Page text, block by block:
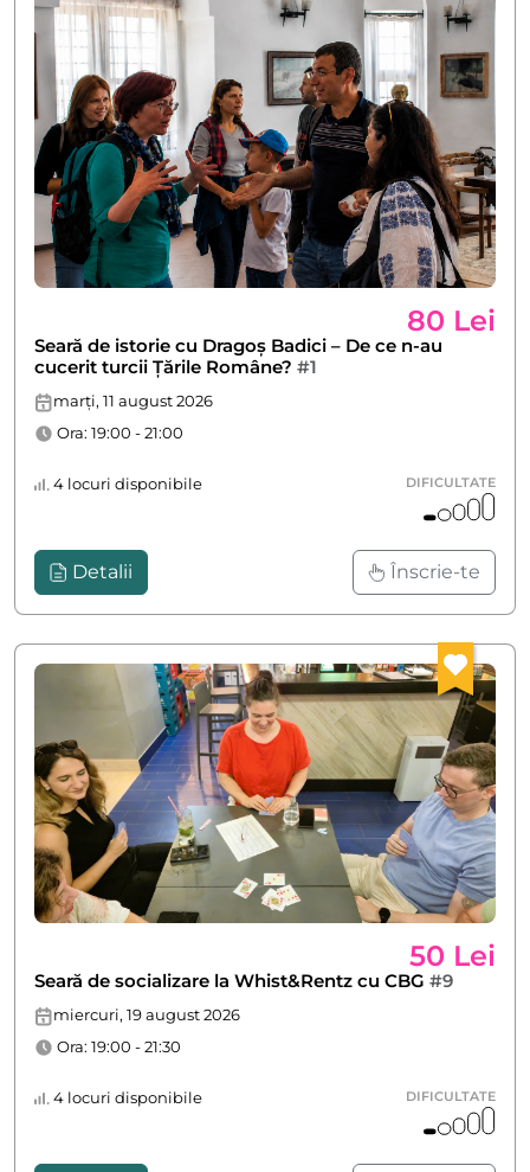
80 Lei
Seară de istorie cu Dragoș Badici – De ce n-au
cucerit turcii Țările Române? #1
marți, 11 august 2026
Ora: 19:00 - 21:00
4 locuri disponibile DIFICULTATE
Detalii Înscrie-te
50 Lei
Seară de socializare la Whist&Rentz cu CBG #9
miercuri, 19 august 2026
Ora: 19:00 - 21:30
4 locuri disponibile DIFICULTATE